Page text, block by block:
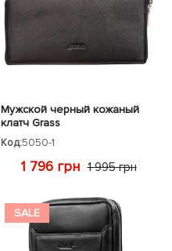
Мужской черный кожаный
клатч Grass
Код:5050-1
1 796 грн 1 995 грн
SALE